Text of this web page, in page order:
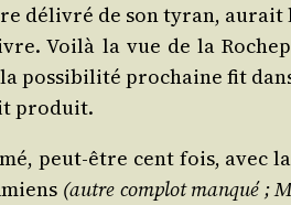
déli­vré de son tyran,
Voi­là la vue de la
la pos­si­bi­li­té pro­chaine fit
produit.
peut-être cent fois, avec
(autre com­plot man­qué ;